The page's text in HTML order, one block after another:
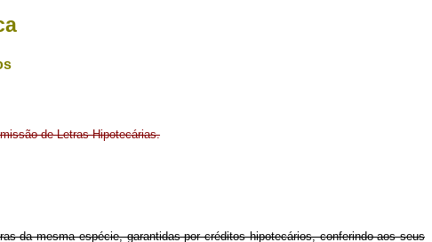
de Letras Hipotecárias.
da mesma espécie, garantidas por créditos hipotecários, conferindo aos seus